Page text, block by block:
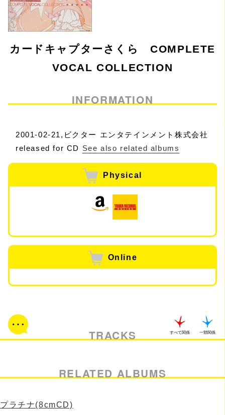
カードキャプターさくら COMPLETE
VOCAL COLLECTION
INFORMATION
2001-02-21,ビクター エンタテインメント株式会社
released for CD See also related albums
Physical
Online
TRACKS すべて関係 一部関係
RELATED ALBUMS
プラチナ(8cmCD)